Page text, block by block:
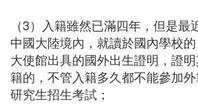
（3）入籍雖然已滿四年，但是最
中國大陸境內，就讀於國內學校
大使館出具的國外出生證明，證
籍的，不管入籍多久都不能參加外
研究生招生考試；